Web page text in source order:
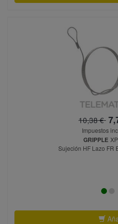
10,38 €
Impuestos
GRIPPLE
Sujeción HF Lazo FR